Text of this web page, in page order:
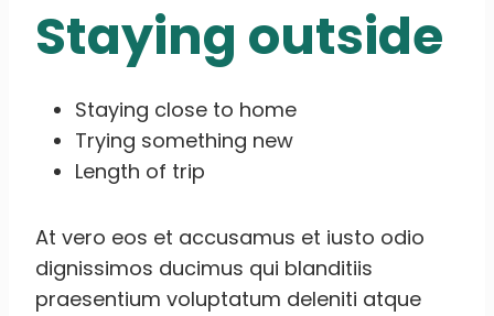
Staying outside
Staying close to home
Trying something new
Length of trip
At vero eos et accusamus et iusto odio
dignissimos ducimus qui blanditiis
praesentium voluptatum deleniti atque